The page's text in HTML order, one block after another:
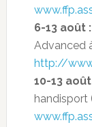
6-13 août :
Advanced
http://
10-13
handisport